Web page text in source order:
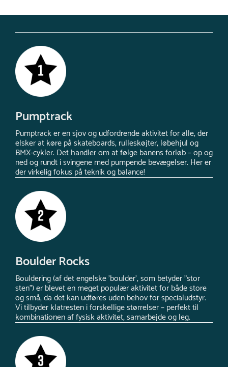
Pumptrack
Pumptrack er en sjov og udfordrende aktivitet for alle, der
elsker at køre på skateboards, rulleskøjter, løbehjul og
BMX-cykler. Det handler om at følge banens forløb – op og
ned og rundt i svingene med pumpende bevægelser. Her er
der virkelig fokus på teknik og balance!
Boulder Rocks
Bouldering (af det engelske 'boulder', som betyder "stor
sten") er blevet en meget populær aktivitet for både store
og små, da det kan udføres uden behov for specialudstyr.
Vi tilbyder klatresten i forskellige størrelser – perfekt til
kombinationen af fysisk aktivitet, samarbejde og leg.